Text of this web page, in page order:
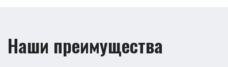
Наши преимущества